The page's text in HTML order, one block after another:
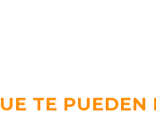
TE PUEDEN